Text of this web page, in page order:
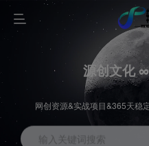
源创文化
网创资源&实战项目&365天稳
输入关键词搜索